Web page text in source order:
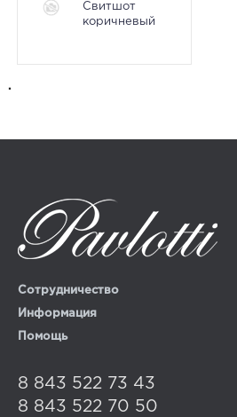
Свитшот
коричневый
.
Сотрудничество
Информация
Помощь
8 843 522 73 43
8 843 522 70 50